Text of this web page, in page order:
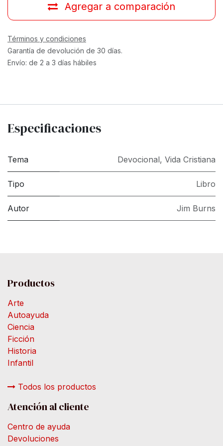
Agregar a comparación
Términos y condiciones
Garantía de devolución de 30 días.
Envío: de 2 a 3 días hábiles
Especificaciones
Tema Devocional, Vida Cristiana
Tipo Libro
Autor Jim Burns
Productos
Arte
Autoayuda
Ciencia
Ficción
Historia
Infantil
Todos los productos
Atención al cliente
Centro de ayuda
Devoluciones